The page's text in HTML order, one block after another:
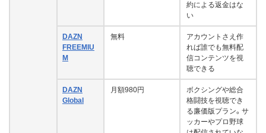
約による返金はな
い
DAZN
FREEMIU
M
無料
アカウントさえ作
れば誰でも無料配
信コンテンツを視
聴できる
DAZN
Global
月額980円
ボクシングや総合
格闘技を視聴でき
る廉価版プラン。サ
ッカーやプロ野球